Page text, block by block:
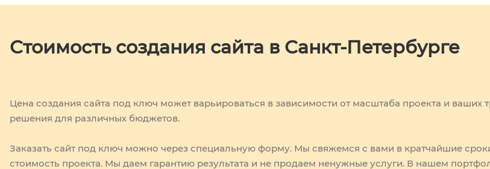
Стоимость создания сайта в Санкт-Петербурге
Цена создания сайта под ключ может варьироваться в зависимости от масштаба проекта и
решения для различных бюджетов.
Заказать сайт под ключ можно через специальную форму. Мы свяжемся с вами в кратчайшие
стоимость проекта. Мы даем гарантию результата и не продаем ненужные услуги. В нашем